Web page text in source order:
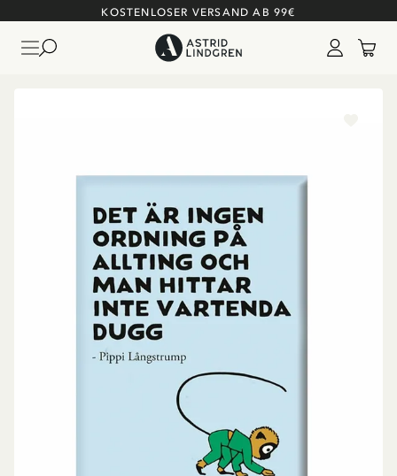
KOSTENLOSER VERSAND AB 99€